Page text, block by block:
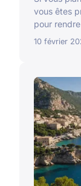
vous êtes
pour
10 février